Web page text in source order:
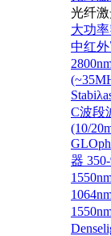
光纤
大功率
中红
C波段
(10/
器